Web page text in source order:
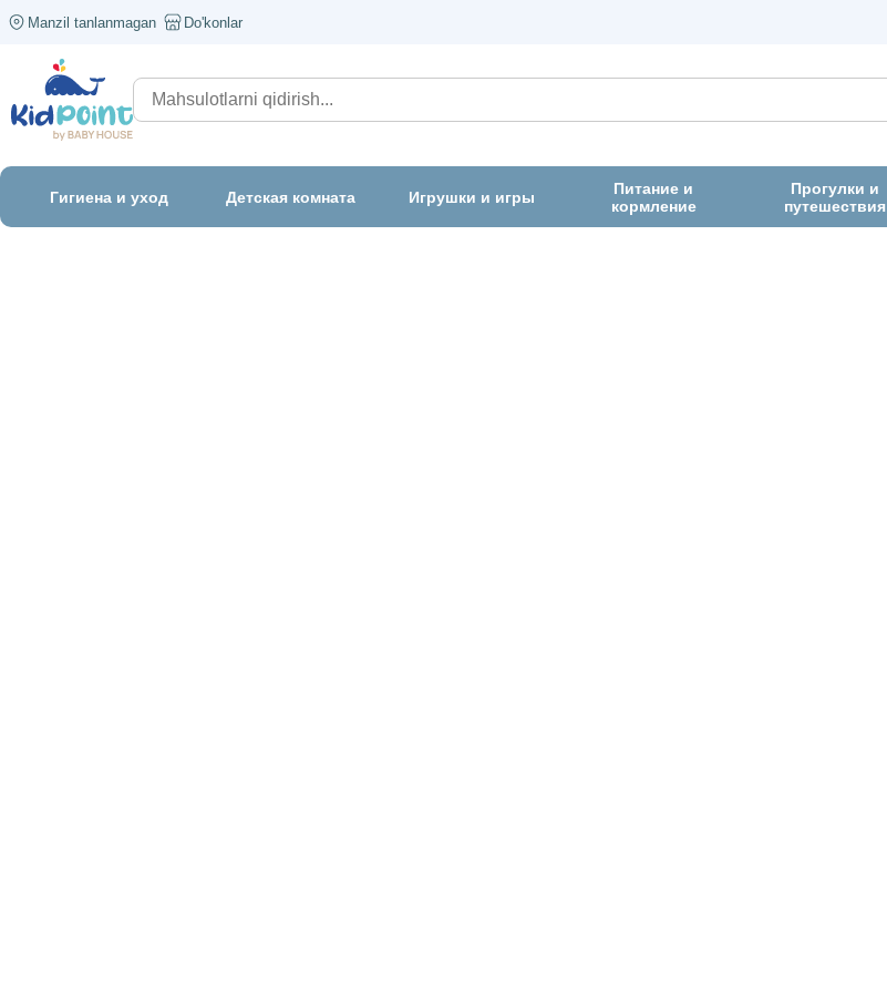
Manzil tanlanmagan Do'konlar
Гигиена и уход Детская комната Игрушки и игры
Питание и
кормление
Прогулки и
путешествия